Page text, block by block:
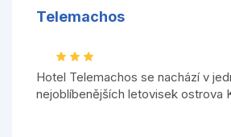
Telemachos
Hotel Telemachos se nachází v
nejoblíbenějších letovisek ostrova